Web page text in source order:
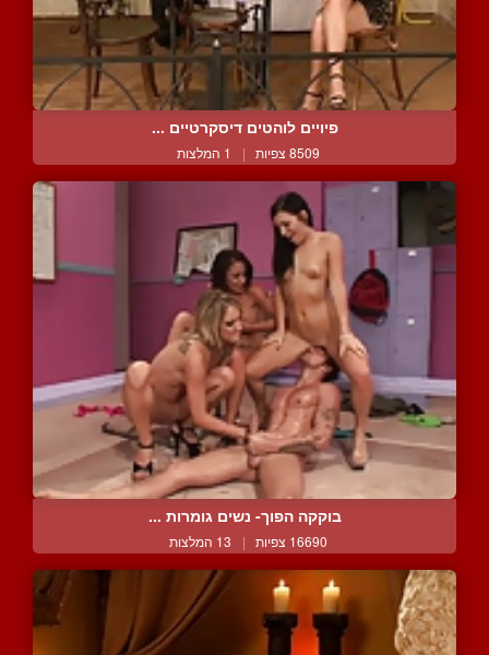
פיויים לוהטים דיסקרטיים ...
8509 צפיות | 1 המלצות
בוקקה הפוך- נשים גומרות ...
16690 צפיות | 13 המלצות